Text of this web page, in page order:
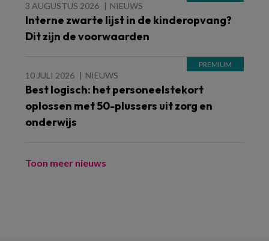
3 AUGUSTUS 2026 NIEUWS
Interne zwarte lijst in de kinderopvang?
Dit zijn de voorwaarden
10 JULI 2026 NIEUWS
Best logisch: het personeelstekort
oplossen met 50-plussers uit zorg en
onderwijs
Toon meer nieuws